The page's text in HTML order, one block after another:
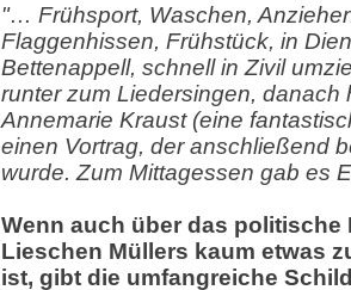
"… Frühsport, Waschen,
Flaggenhissen, Frühstück, in
Bettenappell, schnell in Zivil
runter zum Liedersingen, danach
Annemarie Kraust (eine
einen Vortrag, der anschließend
wurde. Zum Mittagessen gab es
Wenn auch über das politische
Lieschen Müllers kaum etwas
ist, gibt die umfangreiche